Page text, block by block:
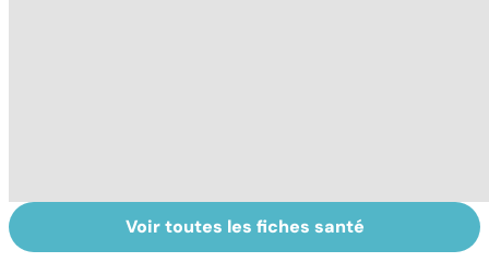
polyarthrite... :
Des solutions
pour améliorer sa
Voir toutes les fiches santé